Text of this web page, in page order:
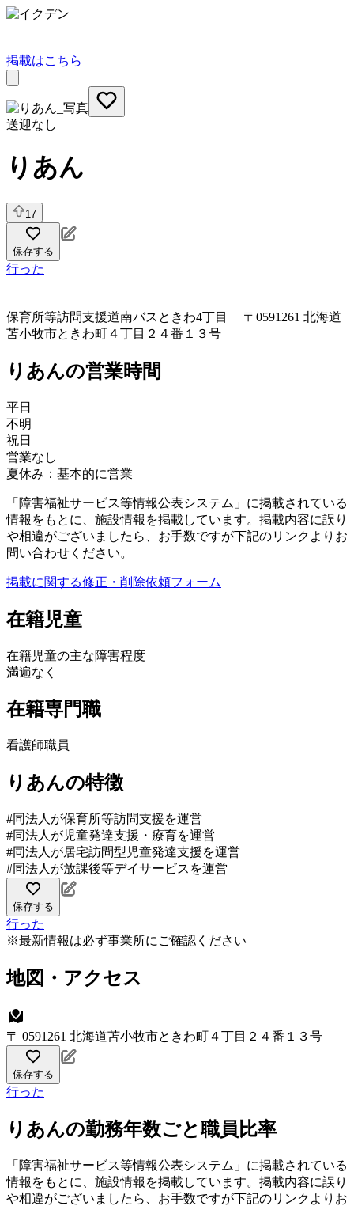
掲載はこちら
送迎なし
りあん
17
保存する
行った
保育所等訪問支援道南バスときわ4丁目 〒0591261 北海道
苫小牧市ときわ町４丁目２４番１３号
りあんの営業時間
平日
不明
祝日
営業なし
夏休み：基本的に営業
「障害福祉サービス等情報公表システム」に掲載されている
情報をもとに、施設情報を掲載しています。掲載内容に誤り
や相違がございましたら、お手数ですが下記のリンクよりお
問い合わせください。
掲載に関する修正・削除依頼フォーム
在籍児童
在籍児童の主な障害程度
満遍なく
在籍専門職
看護師職員
りあんの特徴
#同法人が保育所等訪問支援を運営
#同法人が児童発達支援・療育を運営
#同法人が居宅訪問型児童発達支援を運営
#同法人が放課後等デイサービスを運営
保存する
行った
※最新情報は必ず事業所にご確認ください
地図・アクセス
〒 0591261 北海道苫小牧市ときわ町４丁目２４番１３号
保存する
行った
りあんの勤務年数ごと職員比率
「障害福祉サービス等情報公表システム」に掲載されている
情報をもとに、施設情報を掲載しています。掲載内容に誤り
や相違がございましたら、お手数ですが下記のリンクよりお